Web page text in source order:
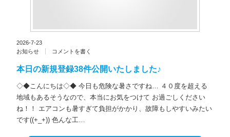
2026-7-23
お知らせ
コメントを書く
本日の新規登録38件公開いたしました♪
◇◆こんにちは◇◆ 今日も危険な暑さですね… ４０度を超える
地域もあるそうなので、本当にお気をつけて お過ごしください
ね！！ エアコンも暑すぎて負担がかかり、故障もしやすいみたい
です((+_+)) 色んな工…